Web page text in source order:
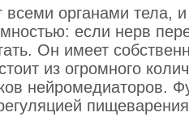
всеми органами
если нерв
Он имеет
из огромного
нейромедиаторов.